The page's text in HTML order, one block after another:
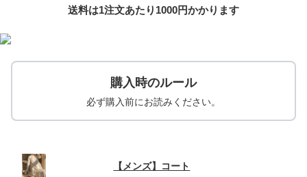
送料は1注文あたり 1000円かかります
購入時のルール
必ず購入前にお読みください。
【メンズ】コート